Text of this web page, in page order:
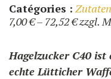
Catégories : Zutaten
7,00€– 72,52€
bis
72,52 €
zzgl.
Hagelzucker C40
echte Lütticher